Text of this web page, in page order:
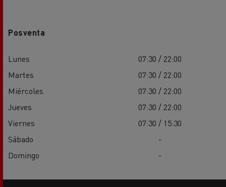
Posventa
Lunes
07:30 / 22:00
Martes
07:30 / 22:00
Miércoles
07:30 / 22:00
Jueves
07:30 / 22:00
Viernes
07:30 / 15:30
Sábado
-
Domingo
-